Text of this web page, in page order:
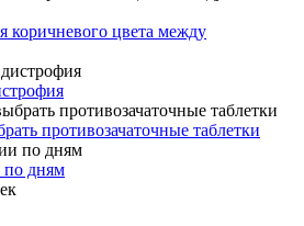
коричневого цвета между
противозачаточные таблетки
по дням